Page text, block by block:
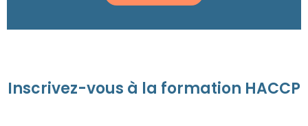
Inscrivez-vous à la formation HACCP